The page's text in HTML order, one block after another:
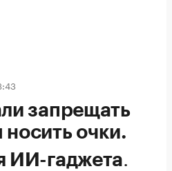
запрещать
носить очки.
ИИ-гаджета.